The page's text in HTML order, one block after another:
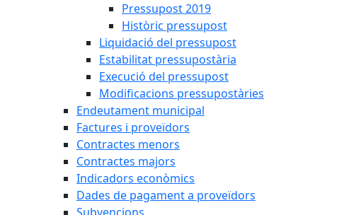
Pressupost 2019
Històric pressupost
Liquidació del pressupost
Estabilitat pressupostària
Execució del pressupost
Modificacions pressupostàries
Endeutament municipal
Factures i proveïdors
Contractes menors
Contractes majors
Indicadors econòmics
Dades de pagament a proveïdors